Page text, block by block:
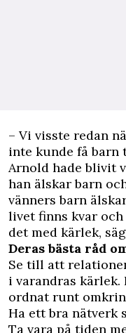
– Vi visste redan
inte kunde få barn
Arnold hade blivit
han älskar barn
vänners barn
livet finns kvar
det med kärlek,
Deras bästa råd
Se till att
i varandras kärlek.
ordnat runt
Ha ett bra nätverk
Ta vara på tiden